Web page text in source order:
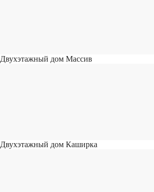
Двухэтажный дом Массив
Двухэтажный дом Каширка